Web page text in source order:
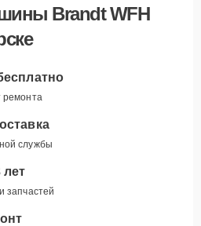
Brandt WFH
ремонта
службы
лет
запчастей